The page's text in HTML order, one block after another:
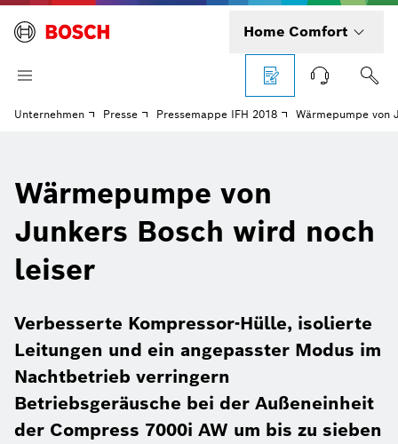
Home Comfort
Unternehmen Presse Pressemappe IFH 2018 Wärmepumpe von
Wärmepumpe von
Junkers Bosch wird noch
leiser
Verbesserte Kompressor-Hülle, isolierte
Leitungen und ein angepasster Modus im
Nachtbetrieb verringern
Betriebsgeräusche bei der Außeneinheit
der Compress 7000i AW um bis zu sieben